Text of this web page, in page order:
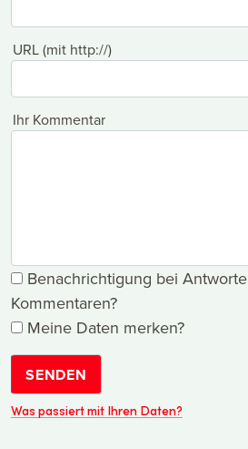
URL (mit http://)
Ihr Kommentar
Benachrichtigung bei
Kommentaren?
Meine Daten merken?
SENDEN
Was passiert mit Ihren Daten?